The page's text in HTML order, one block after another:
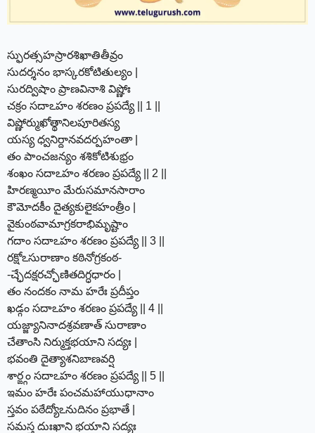
స్ఫురత్సహస్రారశిఖాతితీవ్రం
సుదర్శనం భాస్కరకోటితుల్యం |
సురద్విషాం ప్రాణవినాశి విష్ణోః
చక్రం సదాఽహం శరణం ప్రపద్యే || 1 ||
విష్ణోర్ముఖోత్థానిలపూరితస్య
యస్య ధ్వనిర్దానవదర్పహంతా |
తం పాంచజన్యం శశికోటిశుభ్రం
శంఖం సదాఽహం శరణం ప్రపద్యే || 2 ||
హిరణ్మయీం మేరుసమానసారాం
కౌమోదకీం దైత్యకులైకహంత్రీం |
వైకుంఠవామాగ్రకరాభిమృష్టాం
గదాం సదాఽహం శరణం ప్రపద్యే || 3 ||
రక్షోఽసురాణాం కఠినోగ్రకంఠ-
-చ్ఛేదక్షరచ్ఛోణితదిగ్ధధారం |
తం నందకం నామ హరేః ప్రదీప్తం
ఖడ్గం సదాఽహం శరణం ప్రపద్యే || 4 ||
యజ్జ్యానినాదశ్రవణాత్ సురాణాం
చేతాంసి నిర్ముక్తభయాని సద్యః |
భవంతి దైత్యాశనిబాణవర్షి
శార్ఙ్గం సదాఽహం శరణం ప్రపద్యే || 5 ||
ఇమం హరేః పంచమహాయుధానాం
స్తవం పఠేద్యోఽనుదినం ప్రభాతే |
సమస్త దుఃఖాని భయాని సద్యః